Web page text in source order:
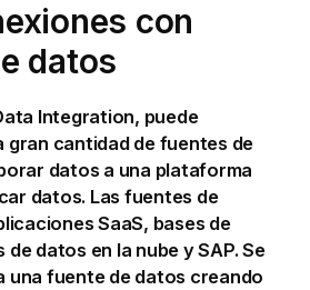
con
datos
Integration, puede
gran cantidad de fuentes de
datos a una plataforma
datos. Las fuentes de
SaaS, bases de
datos en la nube y SAP. Se
una fuente de datos creando